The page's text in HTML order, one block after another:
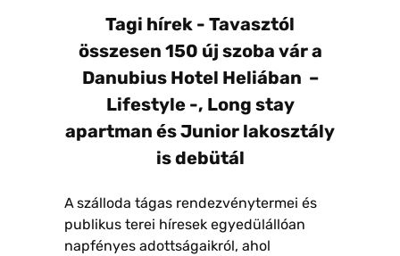
Tagi hírek - Tavasztól
összesen 150 új szoba vár a
Danubius Hotel Heliában –
Lifestyle -, Long stay
apartman és Junior lakosztály
is debütál
Aszálloda tágas rendezvénytermei és
publikus terei híresek egyedülállóan
napfényes adottságaikról, ahol